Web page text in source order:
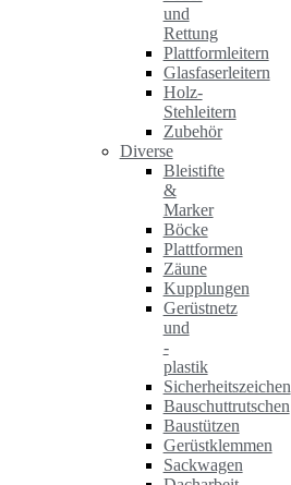
und
Rettung
Plattformleitern
Glasfaserleitern
Holz-
Stehleitern
Zubehör
Diverse
Bleistifte
&
Marker
Böcke
Plattformen
Zäune
Kupplungen
Gerüstnetz
und
-
plastik
Sicherheitszeichen
Bauschuttrutschen
Baustützen
Gerüstklemmen
Sackwagen